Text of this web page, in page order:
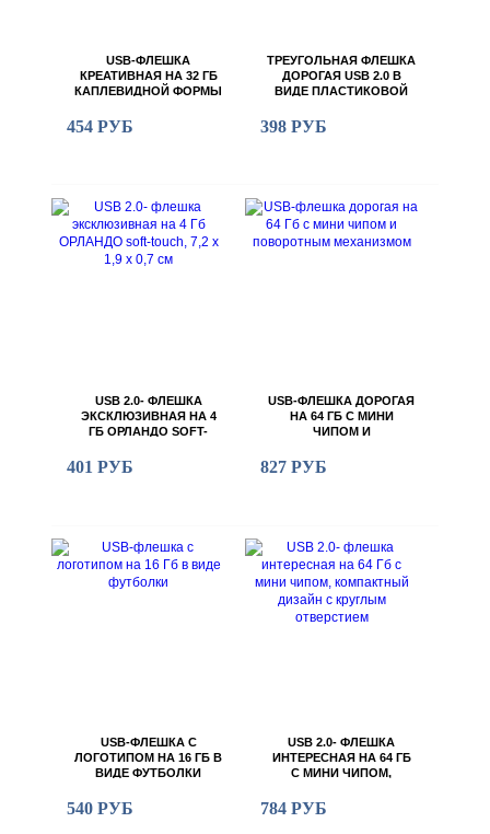
USB-ФЛЕШКА
КРЕАТИВНАЯ НА 32 ГБ
КАПЛЕВИДНОЙ ФОРМЫ
454 РУБ
ТРЕУГОЛЬНАЯ ФЛЕШКА
ДОРОГАЯ USB 2.0 В
ВИДЕ ПЛАСТИКОВОЙ
НАНЕСЕНИЕ
ЛОГОТИПА, 8GB, 6,3 Х
398 РУБ
USB 2.0- ФЛЕШКА
ЭКСКЛЮЗИВНАЯ НА 4
ГБ ОРЛАНДО SOFT-
401 РУБ
USB-ФЛЕШКА ДОРОГАЯ
НА 64 ГБ С МИНИ
ЧИПОМ И
МЕХАНИЗМОМ
827 РУБ
USB-ФЛЕШКА С
ЛОГОТИПОМ НА 16 ГБ В
ВИДЕ ФУТБОЛКИ
540 РУБ
USB 2.0- ФЛЕШКА
ИНТЕРЕСНАЯ НА 64 ГБ
С МИНИ ЧИПОМ,
С КРУГЛЫМ
ОТВЕРСТИЕМ
784 РУБ